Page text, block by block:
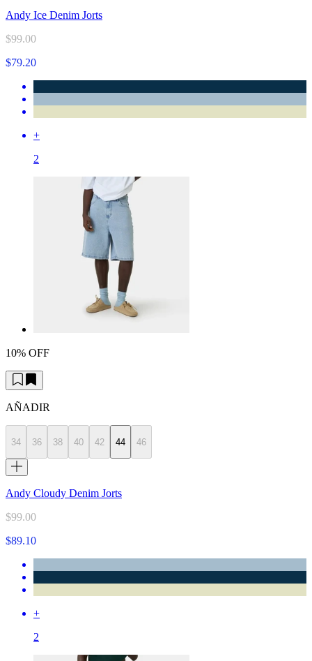
Andy Ice Denim Jorts
$99.00
$79.20
+
2
10% OFF
AÑADIR
34 36 38 40 42 44 46
Andy Cloudy Denim Jorts
$99.00
$89.10
+
2